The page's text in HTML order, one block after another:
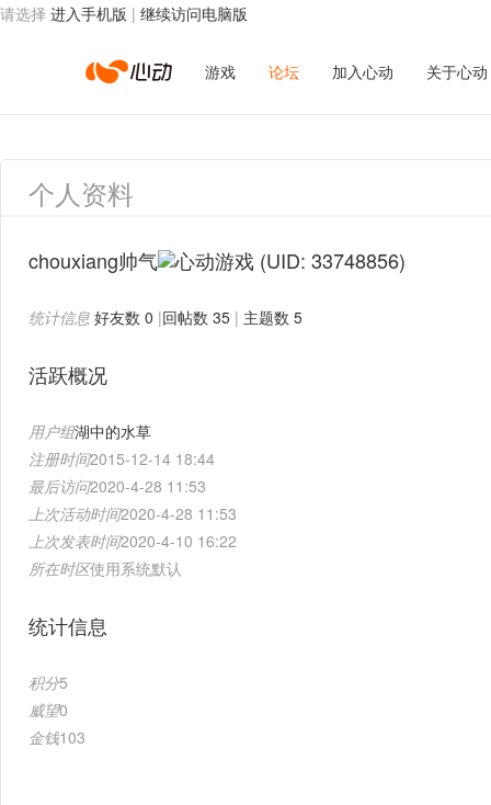
请选择 进入手机版 | 继续访问电脑版
心
动
网
络
游戏 论坛 加入心动 关于心动
个人资料
chouxiang帅气 (UID: 33748856)
统计信息 好友数 0 |回帖数 35 | 主题数 5
活跃概况
用户组湖中的水草
注册时间2015-12-14 18:44
最后访问2020-4-28 11:53
上次活动时间2020-4-28 11:53
上次发表时间2020-4-10 16:22
所在时区使用系统默认
统计信息
积分5
威望0
金钱103